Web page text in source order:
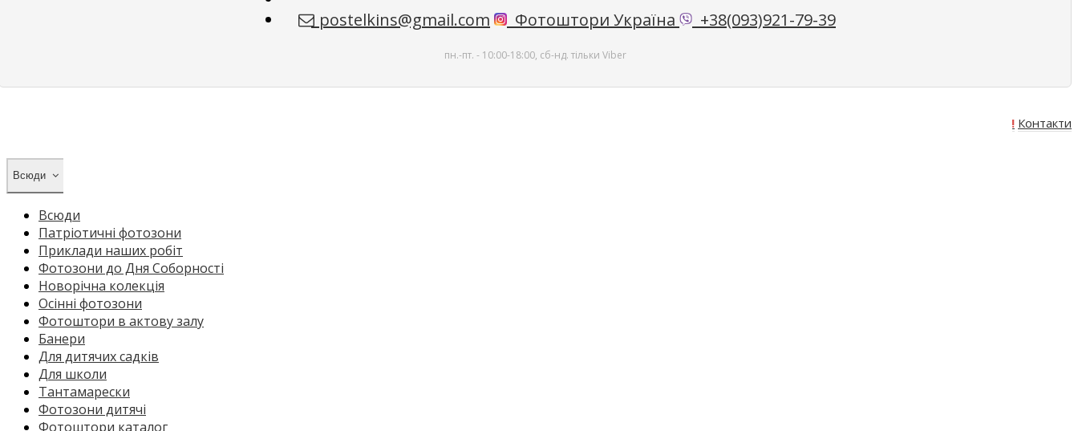
postelkins@gmail.com Фотоштори Україна +38(093)921-79-39
пн.-пт. - 10:00-18:00, сб-нд. тільки Viber
Акція! Контакти
Всюди
Всюди
Патріотичні фотозони
Приклади наших робіт
Фотозони до Дня Соборності
Новорічна колекція
Осінні фотозони
Фотоштори в актову залу
Банери
Для дитячих садків
Для школи
Тантамарески
Фотозони дитячі
Фотоштори каталог